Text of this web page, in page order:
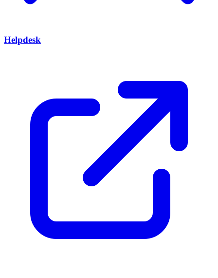
Helpdesk